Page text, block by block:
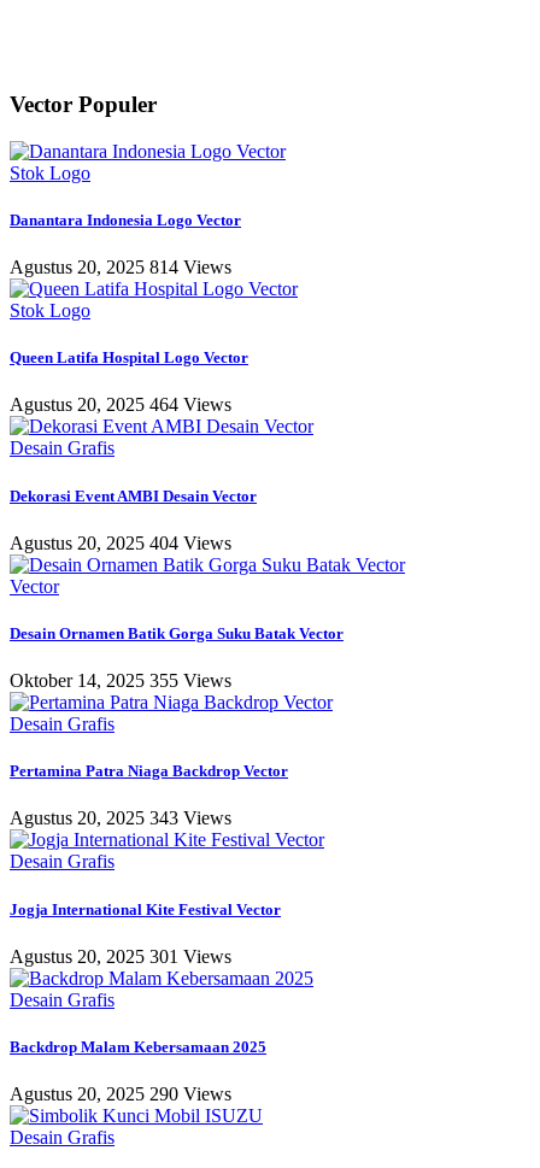
Vector Populer
Stok Logo
Danantara Indonesia Logo Vector
Agustus 20, 2025 814 Views
Stok Logo
Queen Latifa Hospital Logo Vector
Agustus 20, 2025 464 Views
Desain Grafis
Dekorasi Event AMBI Desain Vector
Agustus 20, 2025 404 Views
Vector
Desain Ornamen Batik Gorga Suku Batak Vector
Oktober 14, 2025 355 Views
Desain Grafis
Pertamina Patra Niaga Backdrop Vector
Agustus 20, 2025 343 Views
Desain Grafis
Jogja International Kite Festival Vector
Agustus 20, 2025 301 Views
Desain Grafis
Backdrop Malam Kebersamaan 2025
Agustus 20, 2025 290 Views
Desain Grafis